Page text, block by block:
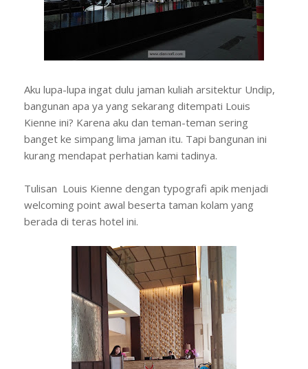
Aku lupa-lupa ingat dulu jaman kuliah arsitektur Undip,
bangunan apa ya yang sekarang ditempati Louis
Kienne ini? Karena aku dan teman-teman sering
banget ke simpang lima jaman itu. Tapi bangunan ini
kurang mendapat perhatian kami tadinya.
Tulisan Louis Kienne dengan typografi apik menjadi
welcoming point awal beserta taman kolam yang
berada di teras hotel ini.